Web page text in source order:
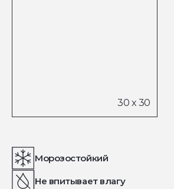
Морозостойкий
Не впитывает влагу